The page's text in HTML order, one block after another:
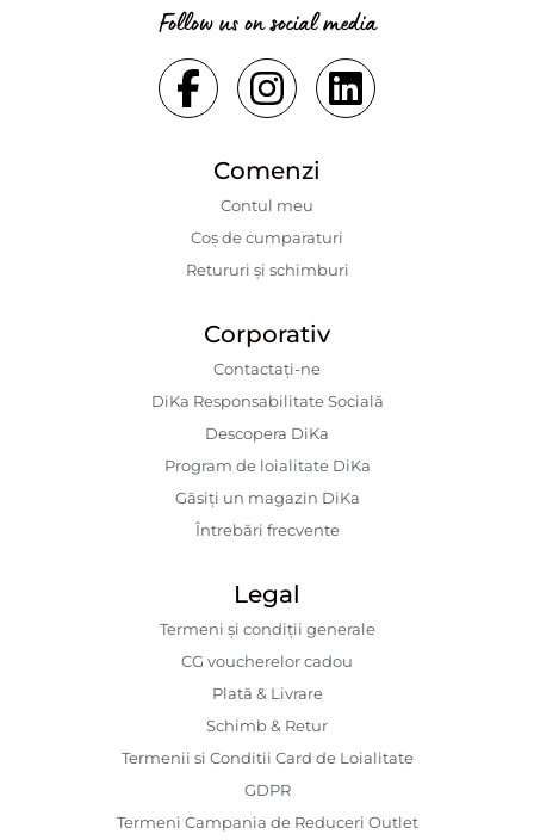
Follow us on social media
Comenzi
Contul meu
Coș de cumparaturi
Retururi și schimburi
Corporativ
Contactaţi-ne
DiKa Responsabilitate Socială
Descopera DiKa
Program de loialitate DiKa
Găsiți un magazin DiKa
Întrebări frecvente
Legal
Termeni și condiții generale
CG voucherelor cadou
Plată & Livrare
Schimb & Retur
Termenii si Conditii Card de Loialitate
GDPR
Termeni Campania de Reduceri Outlet